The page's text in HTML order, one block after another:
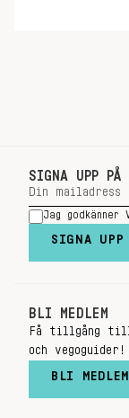
SIGNA UPP PÅ
Jag godkänner
SIGNA UPP
BLI MEDLEM
Få tillgång
och vegoguider!
BLI